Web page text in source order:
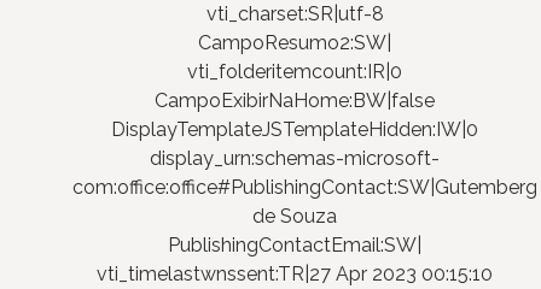
vti_charset:SR|utf-8
CampoResumo2:SW|
vti_folderitemcount:IR|0
CampoExibirNaHome:BW|false
DisplayTemplateJSTemplateHidden:IW|0
display_urn:schemas-microsoft-
com:office:office#PublishingContact:SW|Gutemberg
de Souza
PublishingContactEmail:SW|
vti_timelastwnssent:TR|27 Apr 2023 00:15:10